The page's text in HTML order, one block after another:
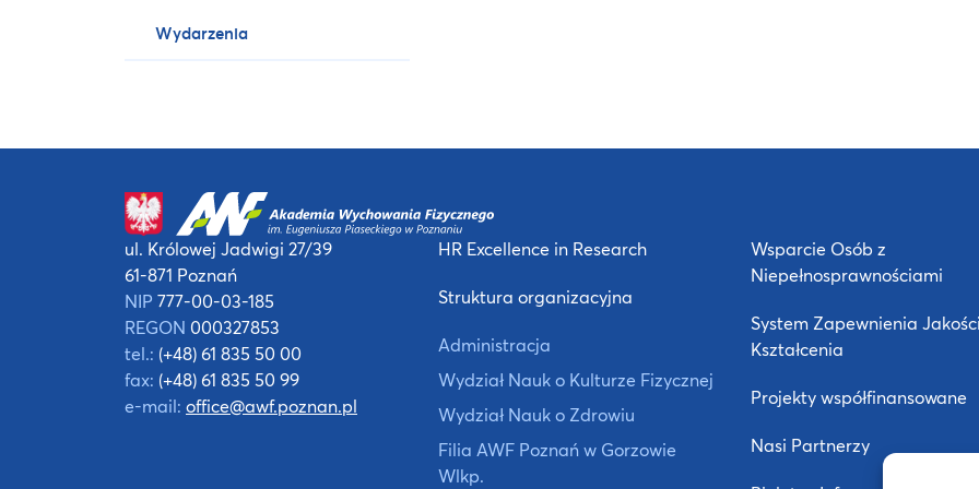
Wydarzenia
ul. Królowej Jadwigi 27/39
61-871 Poznań
NIP 777-00-03-185
REGON 000327853
tel.: (+48) 61 835 50 00
fax: (+48) 61 835 50 99
e-mail: office@awf.poznan.pl
HR Excellence in Research
Struktura organizacyjna
Administracja
Wydział Nauk o Kulturze Fizycznej
Wydział Nauk o Zdrowiu
Filia AWF Poznań w Gorzowie
Wlkp.
Wsparcie Osób z
Niepełnosprawnościami
System Zapewnienia Jakości
Kształcenia
Projekty współfinansowane
Nasi Partnerzy